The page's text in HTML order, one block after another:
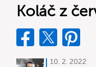
Koláč z
10. 2. 2022